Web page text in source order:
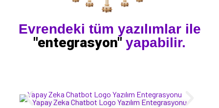
Evrendeki tüm yazılımlar ile
"entegrasyon" yapabilir.
Yapay Zeka Chatbot Logo Yazılım Entegrasyonu